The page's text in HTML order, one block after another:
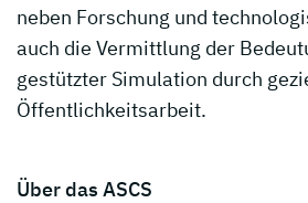
neben Forschung und
auch die Vermittlung der
gestützter Simulation durch
Öffentlichkeitsarbeit.
Über das ASCS